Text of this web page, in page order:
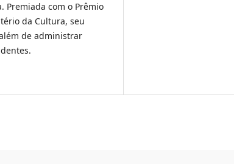
Premiada com o Prêmio
da Cultura, seu
de administrar